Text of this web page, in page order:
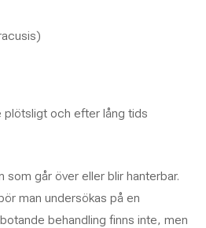
plötsligt och efter lång tids
som går över eller blir hanterbar.
man undersökas på en
behandling finns inte, men